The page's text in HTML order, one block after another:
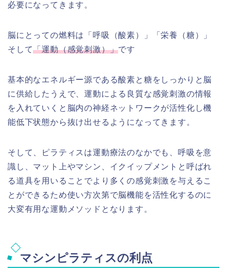
必要になってきます。
脳にとっての燃料は「呼吸（酸素）」「栄養（糖）」
そして「運動（感覚刺激）」です
基本的なエネルギー源である酸素と糖をしっかりと脳
に供給したうえで、運動による良質な感覚刺激の情報
を入れていくと脳内の神経ネットワークが活性化し機
能低下状態から抜け出せるようになってきます。
そして、ピラティスは運動療法のなかでも、呼吸を意
識し、マット上やマシン、イクイップメントと呼ばれ
る道具を用いることでより多くの感覚刺激を与えるこ
とができるため使い方次第で脳機能を活性化するのに
大変有用な運動メソッドとなります。
マシンピラティスの利点